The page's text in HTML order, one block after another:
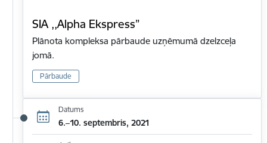
SIA ,,Alpha Ekspress”
Plānota kompleksa pārbaude uzņēmumā dzelzceļa
jomā.
Pārbaude
Datums
6.–10. septembris, 2021